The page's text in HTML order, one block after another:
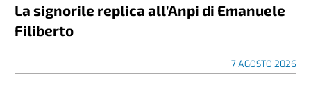
La signorile replica all’Anpi di Emanuele
Filiberto
7 AGOSTO 2026